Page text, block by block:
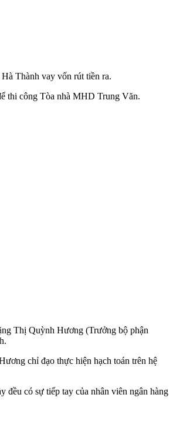
Thành vay vốn rút tiền ra.
thi công Tòa nhà MHD Trung Văn.
Thị Quỳnh Hương (Trưởng bộ phận
chỉ đạo thực hiện hạch toán trên hệ
có sự tiếp tay của nhân viên ngân hàng